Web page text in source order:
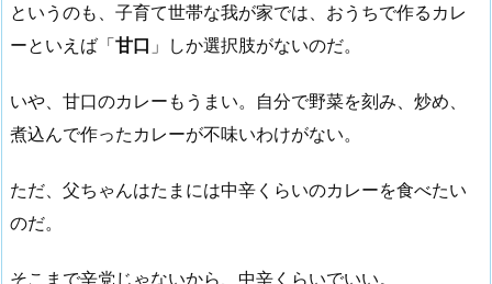
というのも、子育て世帯な我が家では、おうちで作るカレ
ーといえば「甘口 」しか選択肢がないのだ。
いや、甘口のカレーもうまい。自分で野菜を刻み、炒め、
煮込んで作ったカレーが不味いわけがない。
ただ、父ちゃんはたまには中辛くらいのカレーを食べたい
のだ。
そこまで辛党じゃないから、中辛くらいでいい。